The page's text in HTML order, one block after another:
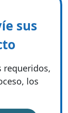
sus
requeridos,
los